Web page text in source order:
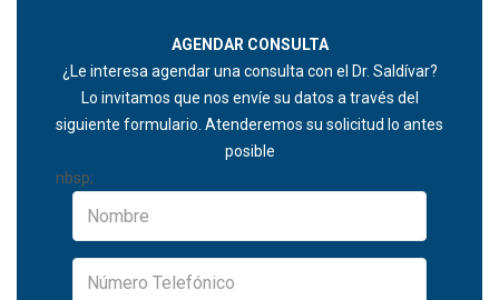
AGENDAR CONSULTA
¿Le interesa agendar una consulta con el Dr. Saldívar?
Lo invitamos que nos envíe su datos a través del
siguiente formulario. Atenderemos su solicitud lo antes
posible
nbsp;